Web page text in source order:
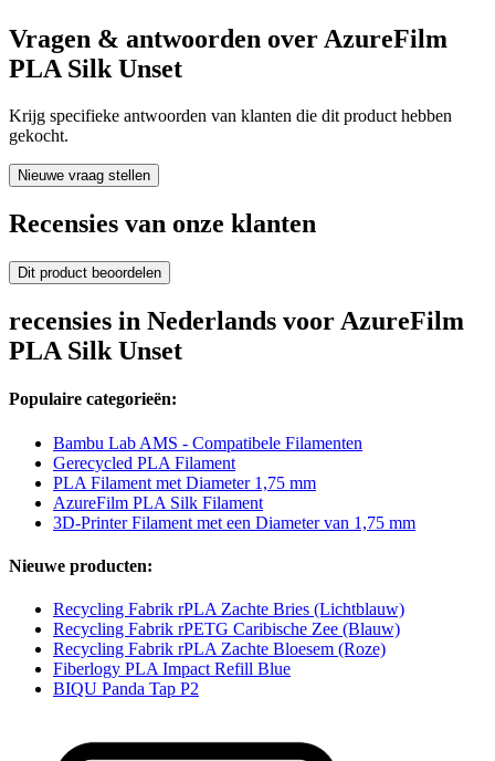
Vragen & antwoorden over AzureFilm
PLA Silk Unset
Krijg specifieke antwoorden van klanten die dit product hebben
gekocht.
Nieuwe vraag stellen
Recensies van onze klanten
Dit product beoordelen
recensies in Nederlands voor AzureFilm
PLA Silk Unset
Populaire categorieën:
Bambu Lab AMS - Compatibele Filamenten
Gerecycled PLA Filament
PLA Filament met Diameter 1,75 mm
AzureFilm PLA Silk Filament
3D-Printer Filament met een Diameter van 1,75 mm
Nieuwe producten:
Recycling Fabrik rPLA Zachte Bries (Lichtblauw)
Recycling Fabrik rPETG Caribische Zee (Blauw)
Recycling Fabrik rPLA Zachte Bloesem (Roze)
Fiberlogy PLA Impact Refill Blue
BIQU Panda Tap P2